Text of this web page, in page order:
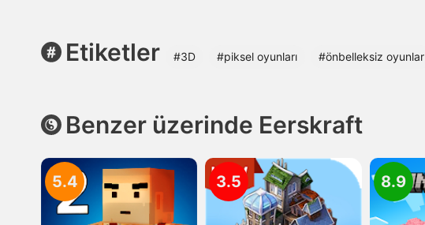
Etiketler #3D #piksel oyunları #önbelleksiz oyunlar
Benzer üzerinde Eerskraft
5.4 3.5 8.9